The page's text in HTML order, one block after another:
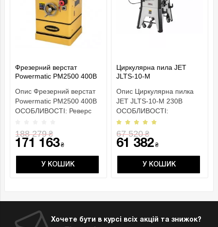
Фрезерний верстат
Powermatic PM2500 400В
Опис Фрезерний верстат
Powermatic PM2500 400В
ОСОБЛИВОСТІ: Реверс
188 279₴
171 163₴
У КОШИК
Циркулярна пила JET
JLTS-10-M
Опис Циркулярна пилка
JET JLTS-10-M 230В
ОСОБЛИВОСТІ:
Можливість встановлення
пазуваль..
67 520₴
61 382 ₴
У КОШИК
Хочете бути в курсі всіх акцій та знижок?